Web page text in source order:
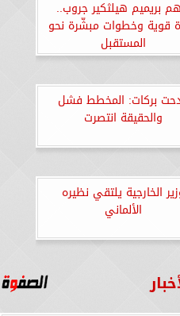
بريميم هيلثكير جروب..
قوية وخطوات مبشّرة نحو
المستقبل
بركات: المخطط فشل
والحقيقة انتصرت
الخارجية يلتقي نظيره
الألماني